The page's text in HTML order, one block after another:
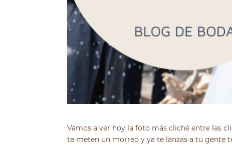
Vamos a ver hoy la foto más cliché entre las
te meten un morreo y ya te lanzas a tu gente